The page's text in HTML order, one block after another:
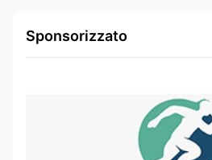
Sponsorizzato